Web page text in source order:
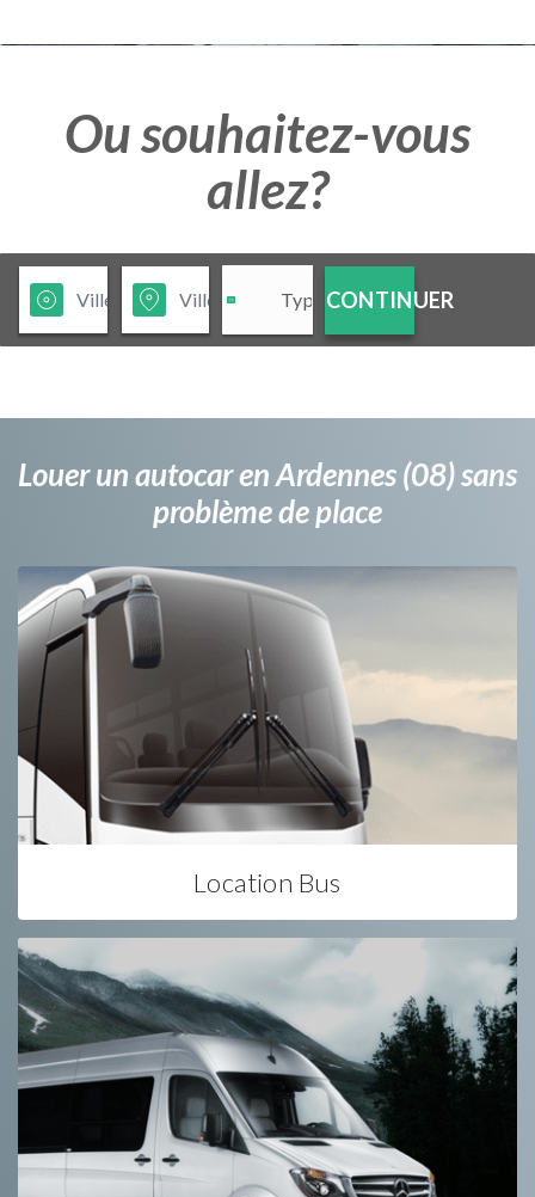
Ou souhaitez-vous
allez?
CONTINUER
Louer un autocar en Ardennes (08) sans
problème de place
Location Bus